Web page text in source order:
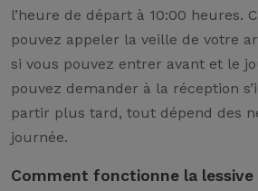
l’heure de départ à 10:00 heures.
pouvez appeler la veille de votre
si vous pouvez entrer avant et le
pouvez demander à la réception
partir plus tard, tout dépend des
journée.
Comment fonctionne la lessive